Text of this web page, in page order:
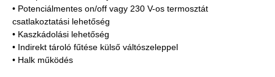
• Potenciálmentes on/off vagy 230 V-os termosztát
csatlakoztatási lehetőség
• Kaszkádolási lehetőség
• Indirekt tároló fűtése külső váltószeleppel
• Halk működés